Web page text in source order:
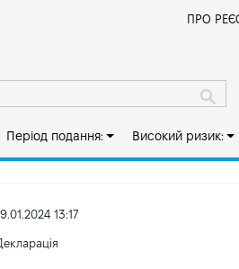
ПРО
Період подання: Високий ризик:
13:17